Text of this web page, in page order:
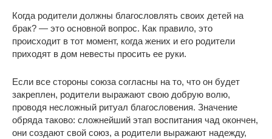
Когда родители должны благословлять своих детей на
брак? — это основной вопрос. Как правило, это
происходит в тот момент, когда жених и его родители
приходят в дом невесты просить ее руки.
Если все стороны союза согласны на то, что он будет
закреплен, родители выражают свою добрую волю,
проводя несложный ритуал благословения. Значение
обряда таково: сложнейший этап воспитания чад окончен,
они создают свой союз, а родители выражают надежду,